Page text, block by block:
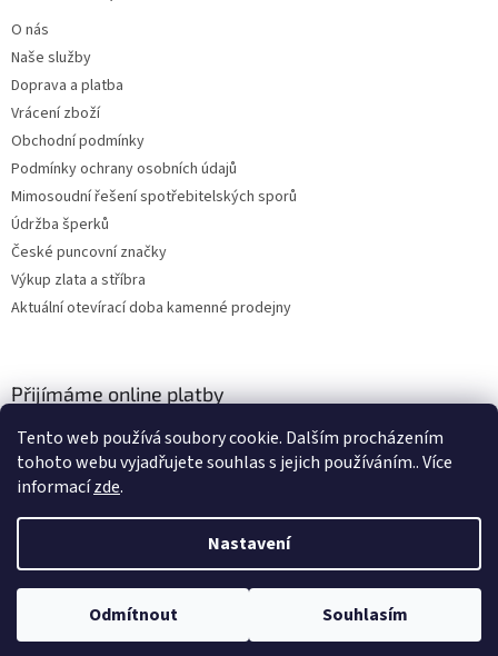
Tento web používá soubory cookie. Dalším procházením
tohoto webu vyjadřujete souhlas s jejich používáním.. Více
informacízde.
Nastavení
Odmítnout Souhlasím
O nás
Naše služby
Doprava a platba
Vrácení zboží
Obchodní podmínky
Podmínky ochrany osobních údajů
Mimosoudní řešení spotřebitelských sporů
Údržba šperků
České puncovní značky
Výkup zlata a stříbra
Aktuální otevírací doba kamenné prodejny
Přijímáme online platby
Vytvořil Shoptet
Copyright 2026ZLATO-MINERÁLY . Všechna práva vyhrazena.